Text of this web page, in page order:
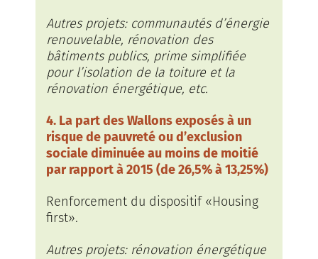
Autres projets: communautés d’énergie
renouvelable, rénovation des
bâtiments publics, prime simplifiée
pour l’isolation de la toiture et la
rénovation énergétique, etc.
4. La part des Wallons exposés à un
risque de pauvreté ou d’exclusion
sociale diminuée au moins de moitié
par rapport à 2015 (de 26,5% à 13,25%)
Renforcement du dispositif «Housing
first».
Autres projets: rénovation énergétique